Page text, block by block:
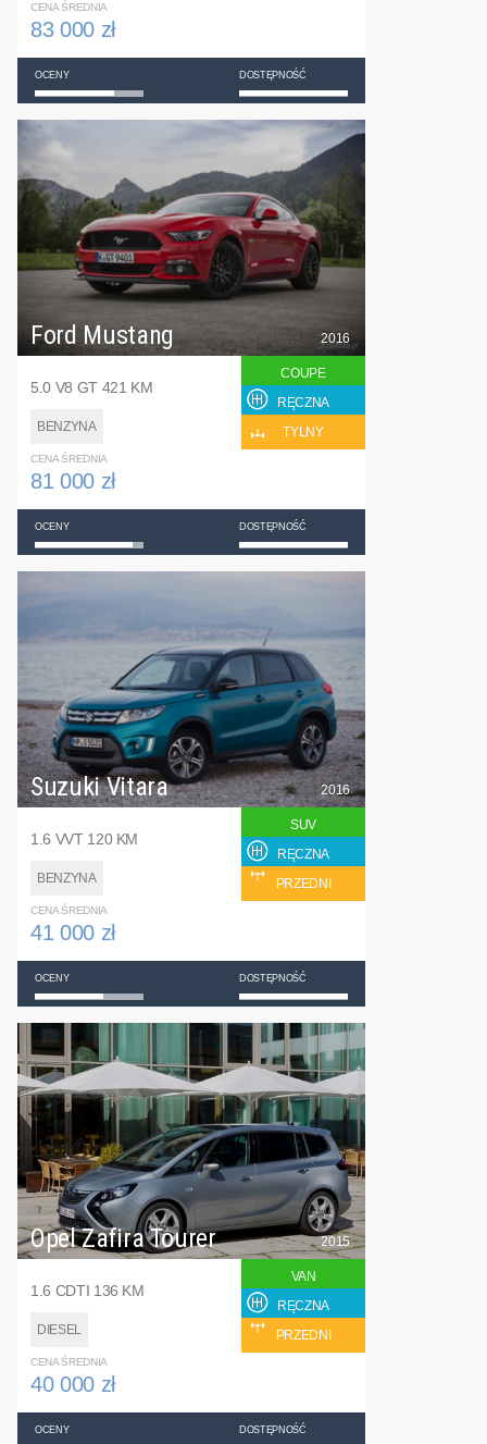
CENA ŚREDNIA
83 000 zł
OCENY DOSTĘPNOŚĆ
Ford Mustang
5.0 V8 GT 421 KM
BENZYNA
2016
COUPE
RĘCZNA
TYLNY
CENA ŚREDNIA
81 000 zł
OCENY DOSTĘPNOŚĆ
Suzuki Vitara
1.6 VVT 120 KM
BENZYNA
2016
SUV
RĘCZNA
PRZEDNI
CENA ŚREDNIA
41 000 zł
OCENY DOSTĘPNOŚĆ
Opel Zafira Tourer
1.6 CDTI 136 KM
DIESEL
2015
VAN
RĘCZNA
PRZEDNI
CENA ŚREDNIA
40 000 zł
OCENY DOSTĘPNOŚĆ